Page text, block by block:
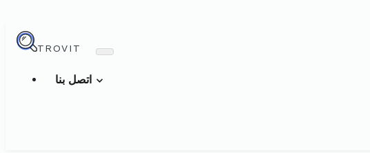
TROVIT